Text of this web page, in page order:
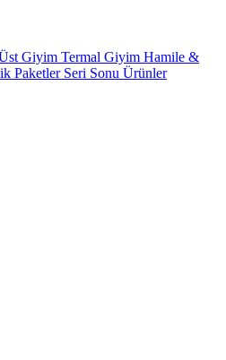
Giyim Termal Giyim Hamile &
Paketler Seri Sonu Ürünler